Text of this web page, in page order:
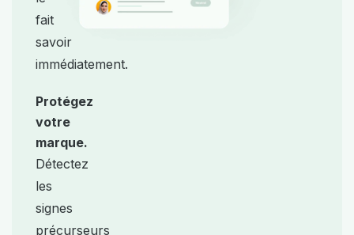
fait
savoir
immédiatement.
Protégez
votre
marque.
Détectez
les
signes
précurseurs